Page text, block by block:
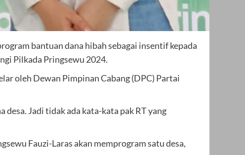
bantuan dana hibah sebagai insentif kepada
Pilkada Pringsewu 2024.
oleh Dewan Pimpinan Cabang (DPC) Partai
Jadi tidak ada kata-kata pak RT yang
Fauzi-Laras akan memprogram satu desa,